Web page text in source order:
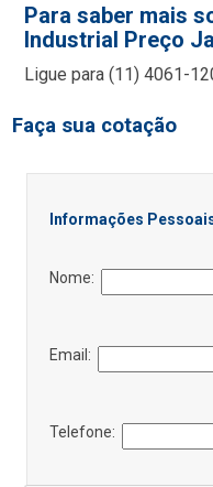
Para saber mais
Industrial Preço
Ligue para(11) 4061-
Faça sua cotação
Informações
Nome:
Email:
Telefone: